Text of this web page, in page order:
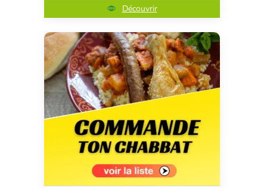
Découvrir